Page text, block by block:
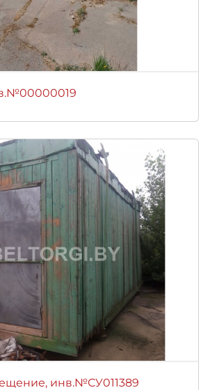
инв.№СУ011389